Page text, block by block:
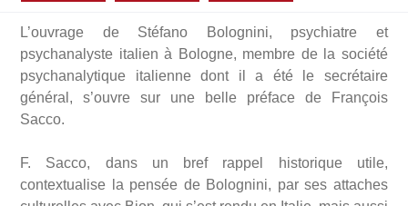
L’ouvrage de Stéfano Bolognini, psychiatre et
psychanalyste italien à Bologne, membre de la société
psychanalytique italienne dont il a été le secrétaire
général, s’ouvre sur une belle préface de François
Sacco.
F. Sacco, dans un bref rappel historique utile,
contextualise la pensée de Bolognini, par ses attaches